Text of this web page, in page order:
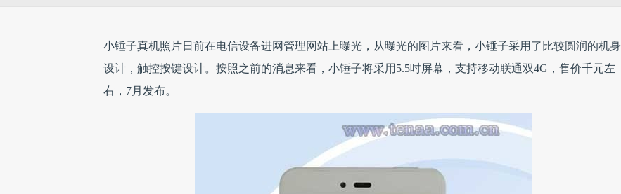
小锤子真机照片日前在电信设备进网管理网站上曝光，从曝光的图片来看，小锤子采用了比较圆润的机身
设计，触控按键设计。按照之前的消息来看，小锤子将采用5.5吋屏幕，支持移动联通双4G，售价千元左
右，7月发布。